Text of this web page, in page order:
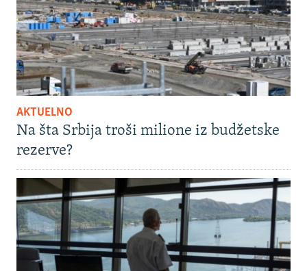
AKTUELNO
Na šta Srbija troši milione iz budžetske
rezerve?